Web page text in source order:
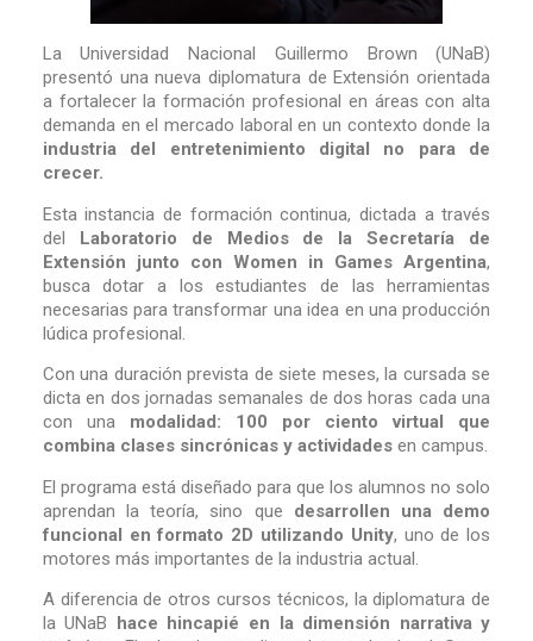
La Universidad Nacional Guillermo Brown (UNaB)
presentó una nueva diplomatura de Extensión orientada
a fortalecer la formación profesional en áreas con alta
demanda en el mercado laboral en un contexto donde la
industria del entretenimiento digital no para de
crecer.
Esta instancia de formación continua, dictada a través
del Laboratorio de Medios de la Secretaría de
Extensión junto con Women in Games Argentina,
busca dotar a los estudiantes de las herramientas
necesarias para transformar una idea en una producción
lúdica profesional.
Con una duración prevista de siete meses, la cursada se
dicta en dos jornadas semanales de dos horas cada una
con una modalidad: 100 por ciento virtual que
combina clases sincrónicas y actividades en campus.
El programa está diseñado para que los alumnos no solo
aprendan la teoría, sino que desarrollen una demo
funcional en formato 2D utilizando Unity, uno de los
motores más importantes de la industria actual.
A diferencia de otros cursos técnicos, la diplomatura de
la UNaB hace hincapié en la dimensión narrativa y